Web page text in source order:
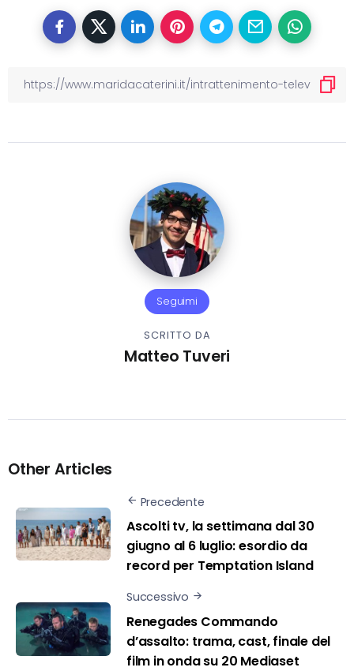
Seguimi
SCRITTO DA
Matteo Tuveri
Other Articles
Precedente
Ascolti tv, la settimana dal 30
giugno al 6 luglio: esordio da
record per Temptation Island
Successivo
Renegades Commando
d’assalto: trama, cast, finale del
film in onda su 20 Mediaset